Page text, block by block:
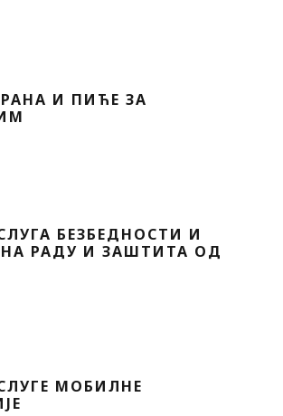
И ПИЋЕ ЗА
БЕЗБЕДНОСТИ И
РАДУ И ЗАШТИТА ОД
МОБИЛНЕ